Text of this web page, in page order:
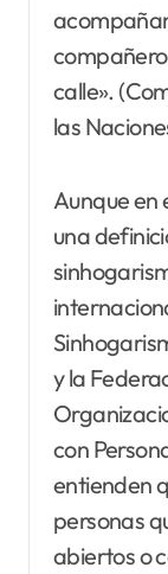
calle».
las
Aunque en
una
y la
con
entienden
personas
abiertos o